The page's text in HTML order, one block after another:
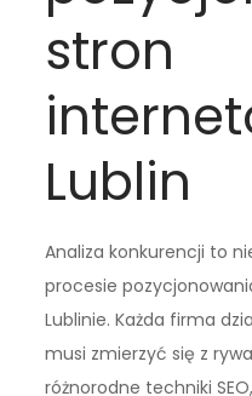
stron
Lublin
Analiza konkurencji to
procesie
Lublinie. Każda firma
musi zmierzyć się z
różnorodne techniki